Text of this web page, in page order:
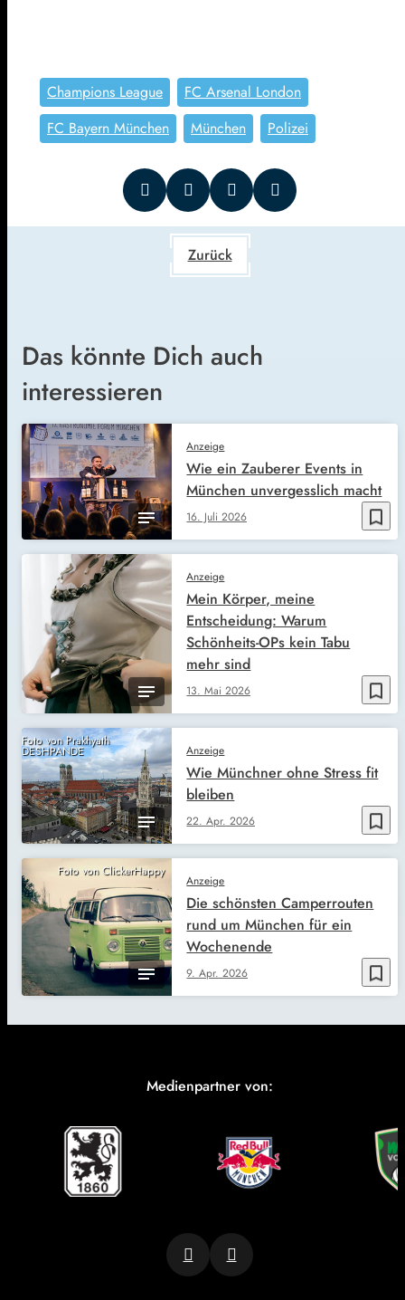
Champions League
FC Arsenal London
FC Bayern München
München Polizei
Zurück
Das könnte Dich auch
interessieren
bookmark_border
Anzeige
16. Juli 2026
Wie ein Zauberer Events in
München unvergesslich macht
bookmark_border
Anzeige
13. Mai 2026
Mein Körper, meine
Entscheidung: Warum
Schönheits-OPs kein Tabu
mehr sind
Foto von Prakhyath
DESHPANDE
bookmark_border
Anzeige
22. Apr. 2026
Wie Münchner ohne Stress fit
bleiben
Foto von ClickerHappy
bookmark_border
Anzeige
9. Apr. 2026
Die schönsten Camperrouten
rund um München für ein
Wochenende
Medienpartner von: